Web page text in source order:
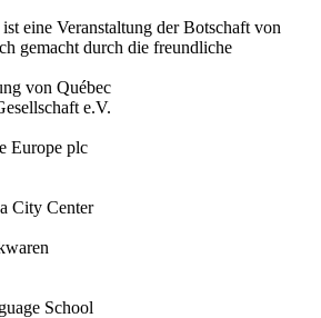
eine Veranstaltung der Botschaft von
gemacht durch die freundliche
von Québec
e.V.
Europe plc
City Center
School